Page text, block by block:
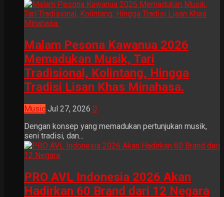
Malam Pesona Kawanua 2026
Memadukan Musik, Tari
Tradisional, Kolintang, Hingga
Tradisi Lisan Khas Minahasa.
Music Jul 27, 2026 0
Dengan konsep yang memadukan pertunjukan musik,
seni tradisi, dan...
PRO AVL Indonesia 2026 Akan
Hadirkan 60 Brand dari 12 Negara